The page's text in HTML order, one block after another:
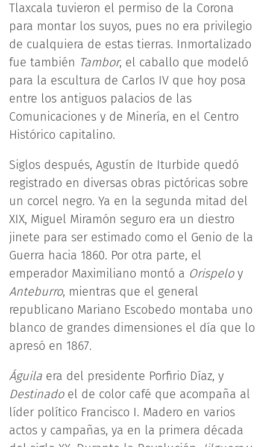
Tlaxcala tuvieron el permiso de la Corona
para montar los suyos, pues no era privilegio
de cualquiera de estas tierras. Inmortalizado
fue también Tambor, el caballo que modeló
para la escultura de Carlos IV que hoy posa
entre los antiguos palacios de las
Comunicaciones y de Minería, en el Centro
Histórico capitalino.
Siglos después, Agustín de Iturbide quedó
registrado en diversas obras pictóricas sobre
un corcel negro. Ya en la segunda mitad del
XIX, Miguel Miramón seguro era un diestro
jinete para ser estimado como el Genio de la
Guerra hacia 1860. Por otra parte, el
emperador Maximiliano montó a Orispeloy
Anteburro, mientras que el general
republicano Mariano Escobedo montaba uno
blanco de grandes dimensiones el día que lo
apresó en 1867.
Águila era del presidente Porfirio Díaz, y
Destinadoel de color café que acompaña al
líder político Francisco I. Madero en varios
actos y campañas, ya en la primera década